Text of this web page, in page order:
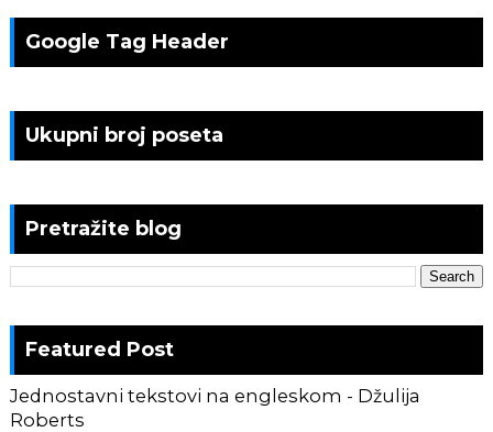
Google Tag Header
Ukupni broj poseta
Pretražite blog
Featured Post
Jednostavni tekstovi na engleskom - Džulija
Roberts